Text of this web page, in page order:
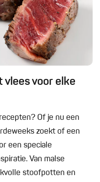
vlees voor elke
Of je nu een
zoekt of een
een speciale
Van malse
stoofpotten en